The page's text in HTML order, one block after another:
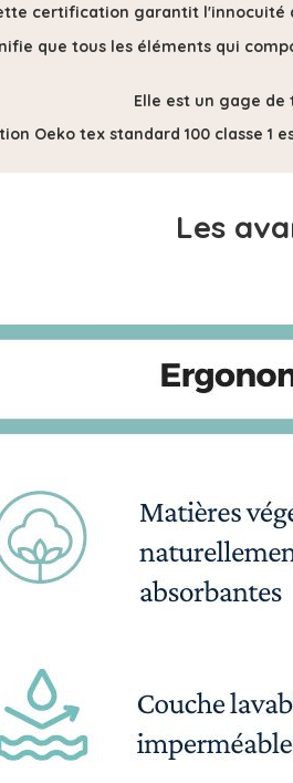
certification garantit l'innocuité
que tous les éléments qui
Elle est un gage
Oeko tex standard 100 classe
Les